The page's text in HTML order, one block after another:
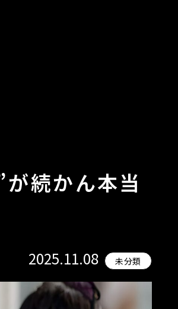
続かん本当
2025.11.08 未分類